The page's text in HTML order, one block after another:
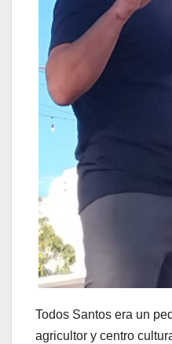
Todos Santos era un
agricultor y centro